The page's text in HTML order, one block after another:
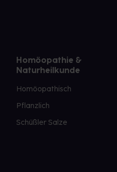
Homöopathie &
Naturheilkunde
Homöopathisch
Pflanzlich
Schüßler Salze